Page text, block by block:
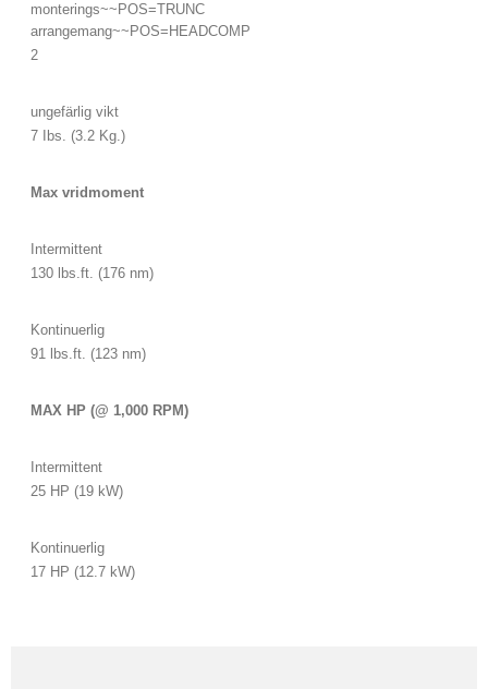
monterings~~POS=TRUNC
arrangemang~~POS=HEADCOMP
2
ungefärlig vikt
7 Ibs. (3.2 Kg.)
Max vridmoment
Intermittent
130 lbs.ft. (176 nm)
Kontinuerlig
91 lbs.ft. (123 nm)
MAX HP (@ 1,000 RPM)
Intermittent
25 HP (19 kW)
Kontinuerlig
17 HP (12.7 kW)